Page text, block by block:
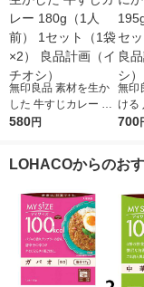
無印良品 素材を生か
した 牛すじカレー 18
0g（1人前） 1セット
580円
無印
ける
人前
700
LOHACOからのお